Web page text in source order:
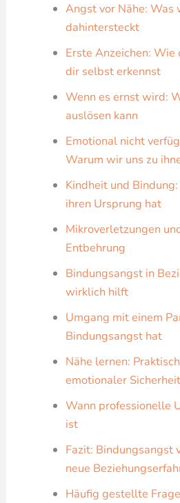
Angst vor Nähe: Was
dahintersteckt
Erste Anzeichen:
dir selbst erkennst
Wenn es ernst wird:
auslösen kann
Emotional nicht
Warum wir uns zu
Kindheit und
ihren Ursprung hat
Mikroverletzungen
Entbehrung
Bindungsangst in
wirklich hilft
Umgang mit einem
Bindungsangst hat
Nähe lernen:
emotionaler Sicherheit
Wann professionelle
ist
Fazit: Bindungsangst
neue
Häufig gestellte